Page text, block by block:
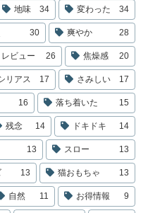
地味 34 変わった 34
30 爽やか 28
レビュー 26 焦燥感 20
リアス 17 さみしい 17
16 落ち着いた 15
残念 14 ドキドキ 14
13 スロー 13
13 猫おもちゃ 13
自然 11 お得情報 9